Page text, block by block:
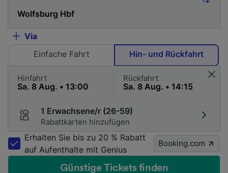
Via
Einfache Fahrt
Hin- und Rückfahrt
Hinfahrt Rückfahrt
1 Erwachsene/r (26-59)
Rabattkarten hinzufügen
Erhalten Sie bis zu 20 % Rabatt
auf Aufenthalte mit Genius
Booking.com
Günstige Tickets finden